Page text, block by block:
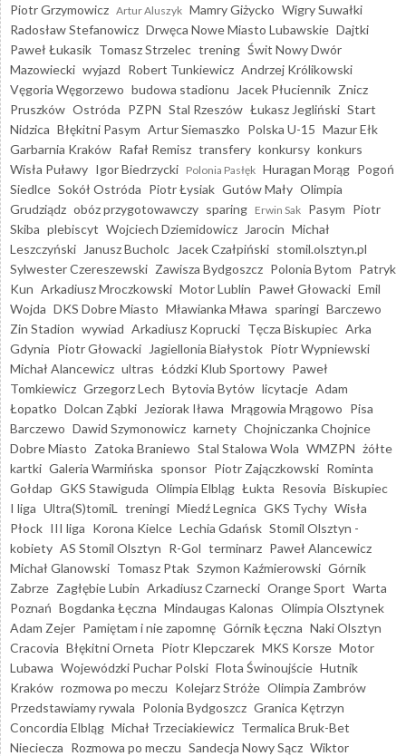
Piotr Grzymowicz Artur Aluszyk Mamry Giżycko Wigry Suwałki
Radosław Stefanowicz Drwęca Nowe Miasto Lubawskie Dajtki
Paweł Łukasik Tomasz Strzelec trening Świt Nowy Dwór
Mazowiecki wyjazd Robert Tunkiewicz Andrzej Królikowski
Vęgoria Węgorzewo budowa stadionu Jacek Płuciennik Znicz
Pruszków Ostróda PZPN Stal Rzeszów Łukasz Jegliński Start
Nidzica Błękitni Pasym Artur Siemaszko Polska U-15 Mazur Ełk
Garbarnia Kraków Rafał Remisz transfery konkursy konkurs
Wisła Puławy Igor Biedrzycki Polonia Pasłęk Huragan Morąg Pogoń
Siedlce Sokół Ostróda Piotr Łysiak Gutów Mały Olimpia
Grudziądz obóz przygotowawczy sparing Erwin Sak Pasym Piotr
Skiba plebiscyt Wojciech Dziemidowicz Jarocin Michał
Leszczyński
Janusz Bucholc Jacek Czałpiński stomil.olsztyn.pl
Sylwester Czereszewski Zawisza Bydgoszcz Polonia Bytom Patryk
Kun Arkadiusz Mroczkowski Motor Lublin Paweł Głowacki Emil
Wojda DKS Dobre Miasto Mławianka Mława sparingi Barczewo
Zin Stadion wywiad Arkadiusz Koprucki Tęcza Biskupiec Arka
Gdynia Piotr Głowacki Jagiellonia Białystok Piotr Wypniewski
Michał Alancewicz ultras Łódzki Klub Sportowy Paweł
Tomkiewicz Grzegorz Lech Bytovia Bytów licytacje Adam
Łopatko Dolcan Ząbki Jeziorak Iława Mrągowia Mrągowo Pisa
Barczewo Dawid Szymonowicz karnety Chojniczanka Chojnice
Dobre Miasto Zatoka Braniewo Stal Stalowa Wola WMZPN żółte
kartki Galeria Warmińska sponsor Piotr Zajączkowski Rominta
Gołdap GKS Stawiguda Olimpia Elbląg Łukta Resovia Biskupiec
I liga Ultra(S)tomiL treningi Miedź Legnica GKS Tychy Wisła
Płock III liga Korona Kielce Lechia Gdańsk Stomil Olsztyn -
kobiety AS Stomil Olsztyn R-Gol terminarz Paweł Alancewicz
Michał Glanowski Tomasz Ptak Szymon Kaźmierowski Górnik
Zabrze Zagłębie Lubin Arkadiusz Czarnecki Orange Sport Warta
Poznań Bogdanka Łęczna Mindaugas Kalonas Olimpia Olsztynek
Adam Zejer Pamiętam i nie zapomnę Górnik Łęczna Naki Olsztyn
Cracovia Błękitni Orneta Piotr Klepczarek MKS Korsze Motor
Lubawa Wojewódzki Puchar Polski Flota Świnoujście Hutnik
Kraków rozmowa po meczu Kolejarz Stróże Olimpia Zambrów
Przedstawiamy rywala Polonia Bydgoszcz Granica Kętrzyn
Concordia Elbląg Michał Trzeciakiewicz Termalica Bruk-Bet
Nieciecza Rozmowa po meczu Sandecja Nowy Sącz Wiktor